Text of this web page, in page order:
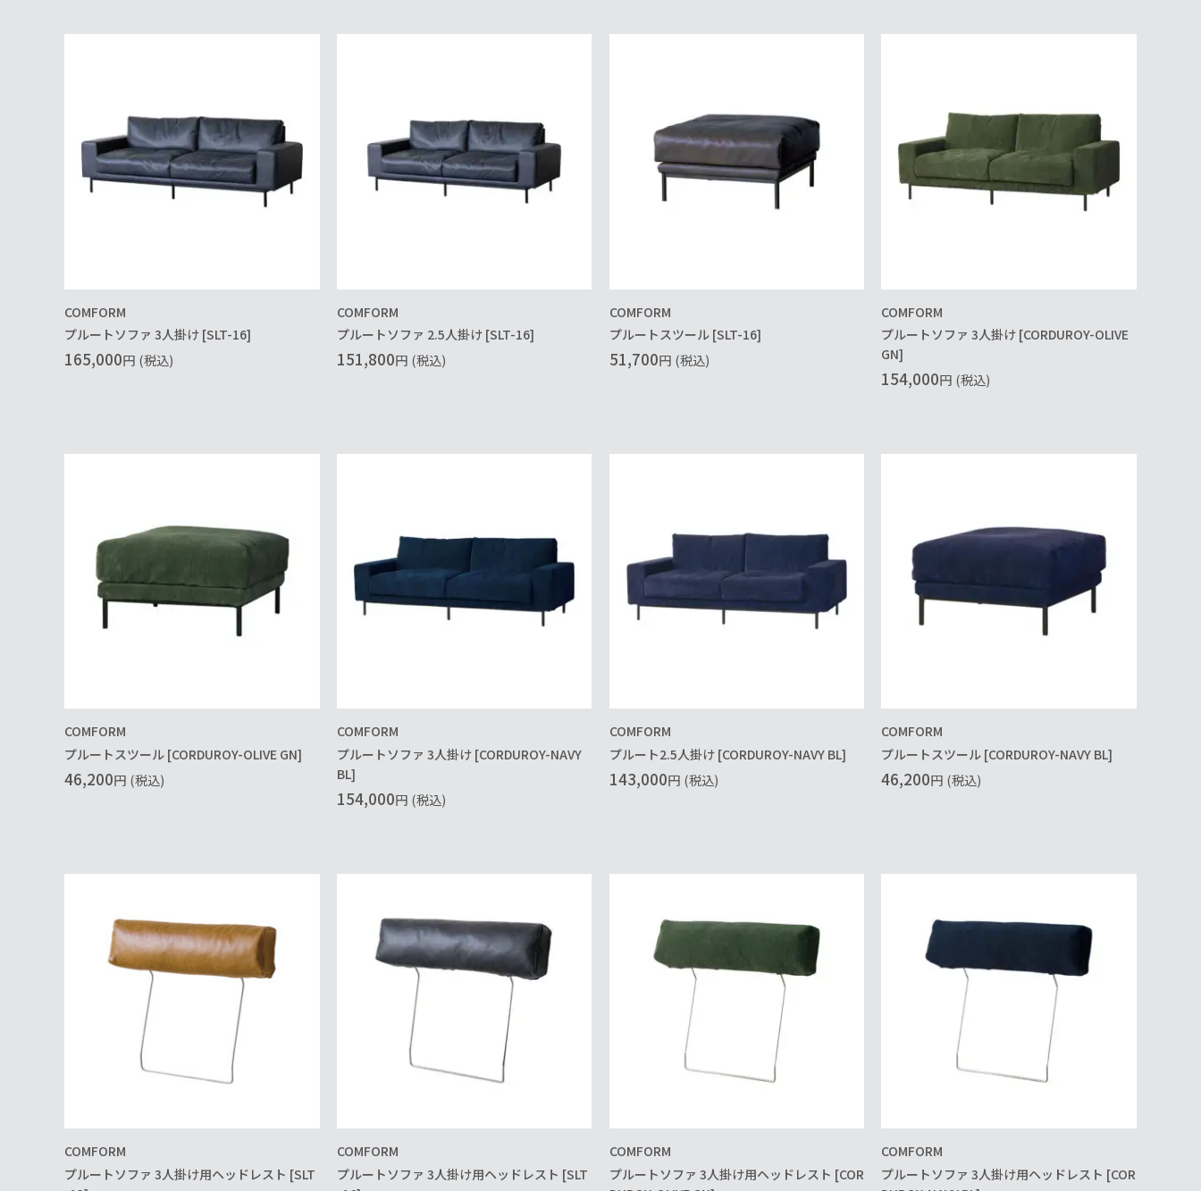
COMFORM
プルートソファ 3人掛け [SLT-16]
165,000円 (税込)
COMFORM
プルートソファ 2.5人掛け [SLT-16]
151,800円 (税込)
COMFORM
プルートスツール [SLT-16]
51,700円 (税込)
COMFORM
プルートソファ 3人掛け [CORDUROY-OLIVE
GN]
154,000円 (税込)
COMFORM
プルートスツール [CORDUROY-OLIVE GN]
46,200円 (税込)
COMFORM
プルートソファ 3人掛け [CORDUROY-NAVY
BL]
154,000円 (税込)
COMFORM
プルート2.5人掛け [CORDUROY-NAVY BL]
143,000円 (税込)
COMFORM
プルートスツール [CORDUROY-NAVY BL]
46,200円 (税込)
COMFORM
プルートソファ 3人掛け用ヘッドレスト [SLT
COMFORM
プルートソファ 3人掛け用ヘッドレスト [SLT
COMFORM
プルートソファ 3人掛け用ヘッドレスト [COR
COMFORM
プルートソファ 3人掛け用ヘッドレスト [COR